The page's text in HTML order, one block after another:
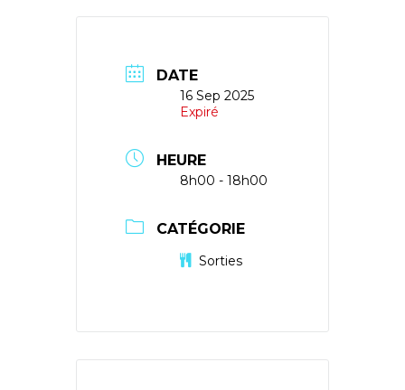
DATE
16 Sep 2025
Expiré
HEURE
8h00 - 18h00
CATÉGORIE
Sorties